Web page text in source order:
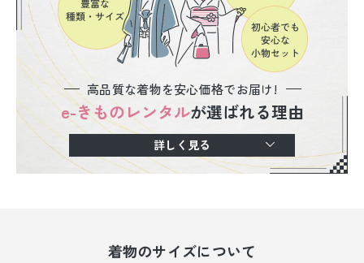
高品質な着物を安心価格でお届け!
e-きものレンタルが選ばれる理由
詳しく見る
着物のサイズについて